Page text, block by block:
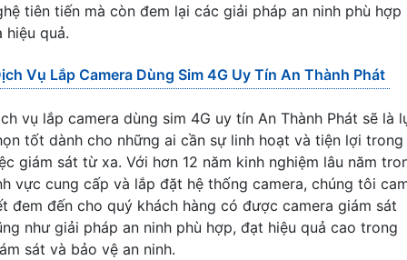
tiên tiến mà còn đem lại các giải pháp an ninh phù hợp
hiệu quả.
Vụ Lắp Camera Dùng Sim 4G Uy Tín An Thành Phát
vụ lắp camera dùng sim 4G uy tín An Thành Phát sẽ là
tốt dành cho những ai cần sự linh hoạt và tiện lợi trong
giám sát từ xa. Với hơn 12 năm kinh nghiệm lâu năm
vực cung cấp và lắp đặt hệ thống camera, chúng tôi
đem đến cho quý khách hàng có được camera giám sát
như giải pháp an ninh phù hợp, đạt hiệu quả cao trong
sát và bảo vệ an ninh.